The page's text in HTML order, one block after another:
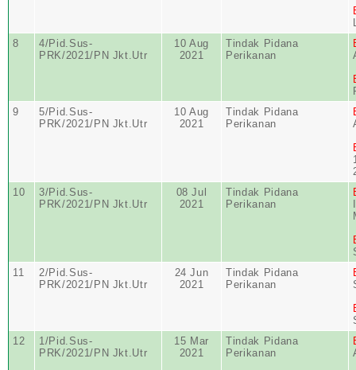
8
4/Pid.Sus-
PRK/2021/PN Jkt.Utr
10 Aug
2021
Tindak Pidana
Perikanan
9
5/Pid.Sus-
PRK/2021/PN Jkt.Utr
10 Aug
2021
Tindak Pidana
Perikanan
10
3/Pid.Sus-
PRK/2021/PN Jkt.Utr
08 Jul
2021
Tindak Pidana
Perikanan
11
2/Pid.Sus-
PRK/2021/PN Jkt.Utr
24 Jun
2021
Tindak Pidana
Perikanan
12
1/Pid.Sus-
PRK/2021/PN Jkt.Utr
15 Mar
2021
Tindak Pidana
Perikanan